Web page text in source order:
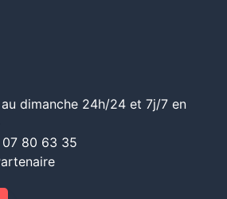
dimanche 24h/24 et 7j/7 en
80 63 35